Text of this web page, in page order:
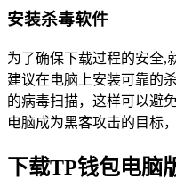
安装杀毒软件
为了确保下载过程的安全,
建议在电脑上安装可靠的
的病毒扫描，这样可以避
电脑成为黑客攻击的目标
下载TP钱包电脑